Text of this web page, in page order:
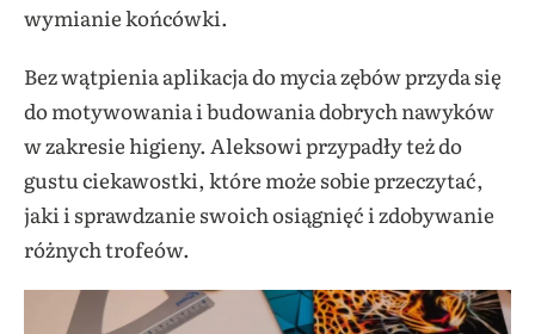
wymianie końcówki.
Bez wątpienia aplikacja do mycia zębów przyda się
do motywowania i budowania dobrych nawyków
w zakresie higieny. Aleksowi przypadły też do
gustu ciekawostki, które może sobie przeczytać,
jaki i sprawdzanie swoich osiągnięć i zdobywanie
różnych trofeów.